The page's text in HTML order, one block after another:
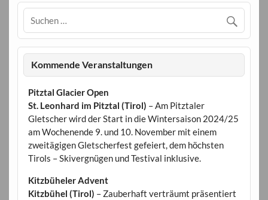
Kommende Veranstaltungen
Pitztal Glacier Open
St. Leonhard im Pitztal (Tirol) – Am Pitztaler
Gletscher wird der Start in die Wintersaison 2024/25
am Wochenende 9. und 10. November mit einem
zweitägigen Gletscherfest gefeiert, dem höchsten
Tirols – Skivergnügen und Testival inklusive.
Kitzbüheler Advent
Kitzbühel (Tirol) – Zauberhaft verträumt präsentiert